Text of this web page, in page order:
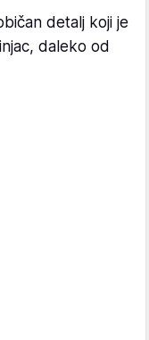
detalj koji je
daleko od